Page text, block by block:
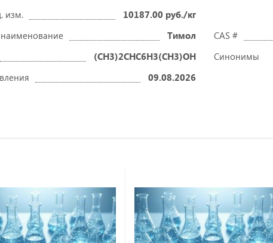
изм.
10187.00 руб./кг
Тимол CAS #
(CH3)2CHC6H3(CH3)OH Синонимы
09.08.2026